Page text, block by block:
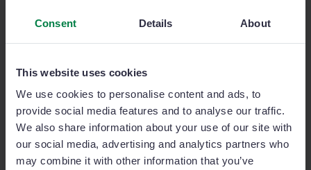
Consent Details About
This website uses cookies
We use cookies to personalise content and ads, to
provide social media features and to analyse our traffic.
We also share information about your use of our site with
our social media, advertising and analytics partners who
may combine it with other information that you’ve
ripercussione sulla qualità del rapporto con il cliente.
Sage Sales Management offre due grandi vantaggi che
convincono Elion ad adottare tale soluzione: mobilità
e semplicità.